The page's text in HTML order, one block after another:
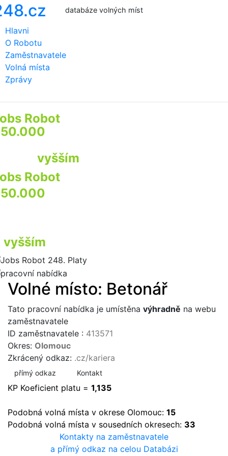
Hlavni
O Robotu
Zaměstnavatele
Volná místa
Zprávy
databáze volných míst
Robot
vyšším
Robot
vyšším
Volné místo: Betonář
Tato pracovní nabídka je umístěna výhradně na webu
zaměstnavatele
ID zaměstnavatele : 413571
Okres: Olomouc
Zkrácený odkaz: .cz/kariera
přímý odkaz Kontakt
KP Koeficient platu = 1,135
Podobná volná místa v okrese Olomouc: 15
Podobná volná místa v sousedních okresech: 33
Kontakty na zaměstnavatele
a přímý odkaz na celou Databázi